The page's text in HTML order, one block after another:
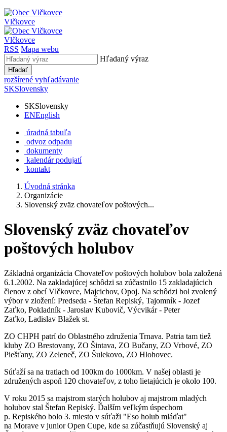
Vlčkovce
Vlčkovce
RSS Mapa webu
Hľadaný výraz
Hľadať
rozšírené vyhľadávanie
SKSlovensky
SKSlovensky
ENEnglish
úradná tabuľa
odvoz odpadu
dokumenty
kalendár podujatí
kontakt
Úvodná stránka
Organizácie
Slovenský zväz chovateľov poštových...
Slovenský zväz chovateľov
poštových holubov
Základná organizácia Chovateľov poštových holubov bola založená
6.1.2002. Na zakladajúcej schôdzi sa zúčastnilo 15 zakladajúcich
členov z obcí Vlčkovce, Majcichov, Opoj. Na schôdzi bol zvolený
výbor v zložení: Predseda - Štefan Repiský, Tajomník - Jozef
Zaťko, Pokladník - Jaroslav Kubovič, Výcvikár - Peter
Zaťko, Ladislav Blažek st.
ZO CHPH patrí do Oblastného združenia Trnava. Patria tam tiež
kluby ZO Brestovany, ZO Šintava, ZO Bučany, ZO Vrbové, ZO
Piešťany, ZO Zeleneč, ZO Šulekovo, ZO Hlohovec.
Súťaží sa na tratiach od 100km do 1000km. V našej oblasti je
združených aspoň 120 chovateľov, z toho lietajúcich je okolo 100.
V roku 2015 sa majstrom starých holubov aj majstrom mladých
holubov stal Štefan Repiský. Ďalším veľkým úspechom
p. Repiského bolo 3. miesto v súťaži "Eso holub mláďat"
na Morave v junior Open Cupe, kde sa zúčastňujú Slovenský aj